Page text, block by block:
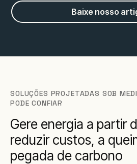
Baixe nosso
SOLUÇÕES PROJETADAS SOB
PODE CONFIAR
Gere energia a partir
reduzir custos, a
pegada de carbono